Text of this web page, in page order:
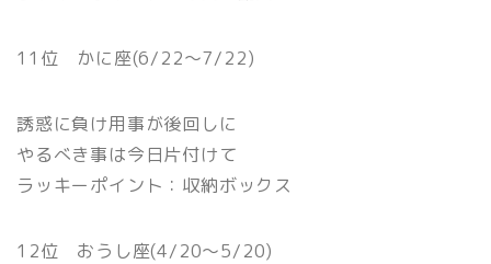
11位 かに座(6/22〜7/22)
誘惑に負け用事が後回しに
やるべき事は今日片付けて
ラッキーポイント：収納ボックス
12位 おうし座(4/20〜5/20)